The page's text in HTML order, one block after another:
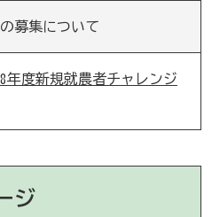
募集について
年度新規就農者チャレンジ
ジ